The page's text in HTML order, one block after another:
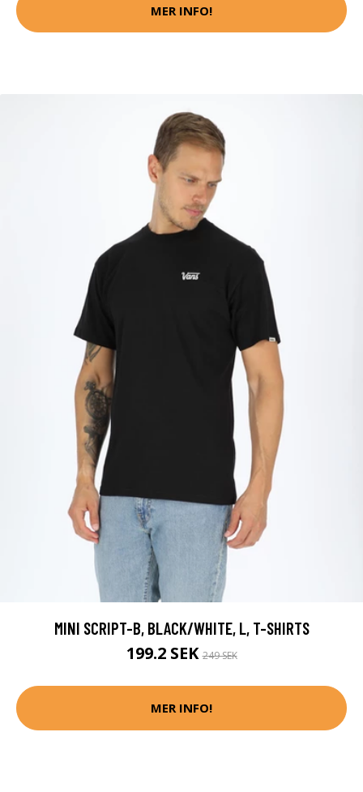
MER INFO!
MINI SCRIPT-B, BLACK/WHITE, L, T-SHIRTS
199.2 SEK249 SEK
MER INFO!